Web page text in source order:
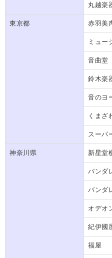
丸越楽
東京都 赤羽美
ミュー
音曲堂
鈴木楽
音のヨ
くまざ
スーパ
神奈川県 新星堂
バンダ
バンダ
オデオ
紀伊國
福屋